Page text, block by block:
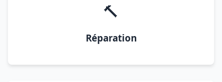
🔨
Réparation